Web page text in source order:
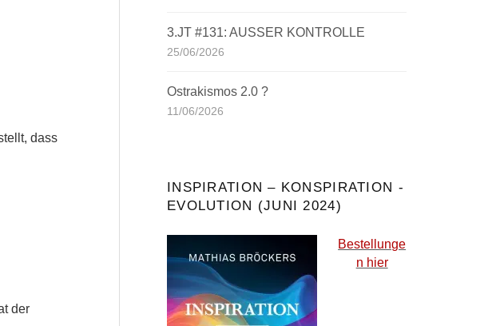
dass
der
3.JT #131: AUSSER KONTROLLE
25/06/2026
Ostrakismos 2.0 ?
11/06/2026
INSPIRATION – KONSPIRATION -
EVOLUTION (JUNI 2024)
Bestellunge
n hier